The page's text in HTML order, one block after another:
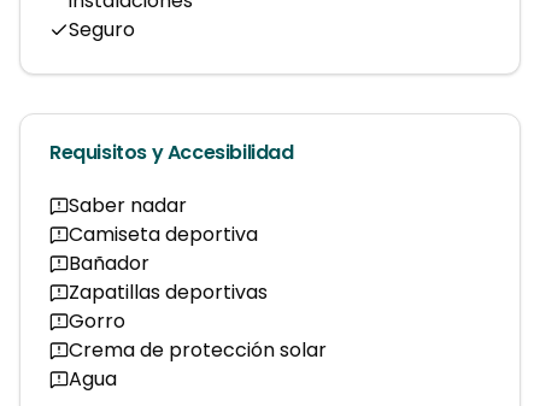
Seguro
Requisitos y Accesibilidad
Saber nadar
Camiseta deportiva
Bañador
Zapatillas deportivas
Gorro
Crema de protección solar
Agua